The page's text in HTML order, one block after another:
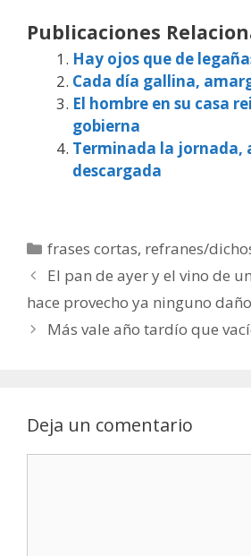
Publicaciones
Hay ojos que de
Cada día gallina,
El hombre en su casa
gobierna
Terminada la jornada,
descargada
Categorías
frases cortas, refranes/
El pan de ayer y el vino de
hace provecho ya ninguno daño
Más vale año tardío que
Deja un comentario